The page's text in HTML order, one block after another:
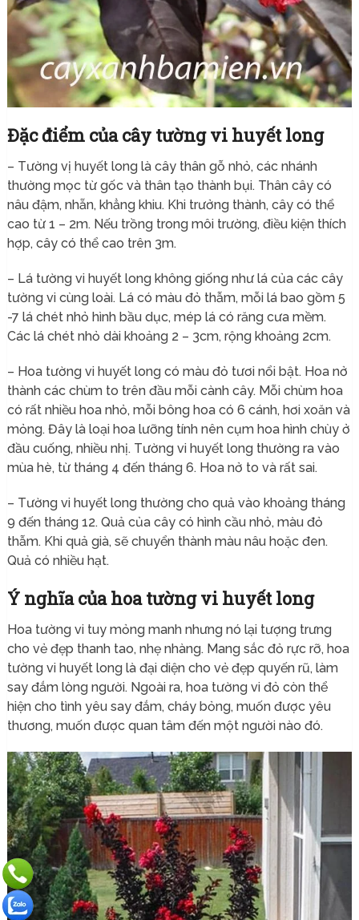
Đặc điểm của cây tường vi huyết long
– Tường vị huyết long là cây thân gỗ nhỏ, các nhánh
thường mọc từ gốc và thân tạo thành bụi. Thân cây có
nâu đậm, nhẵn, khẳng khiu. Khi trưởng thành, cây có thể
cao từ 1 – 2m. Nếu trồng trong môi trường, điều kiện thích
hợp, cây có thể cao trên 3m.
– Lá tường vi huyết long không giống như lá của các cây
tường vi cùng loài. Lá có màu đỏ thẫm, mỗi lá bao gồm 5
-7 lá chét nhỏ hình bầu dục, mép lá có răng cưa mềm.
Các lá chét nhỏ dài khoảng 2 – 3cm, rộng khoảng 2cm.
– Hoa tường vi huyết long có màu đỏ tươi nổi bật. Hoa nở
thành các chùm to trên đầu mỗi cành cây. Mỗi chùm hoa
có rất nhiều hoa nhỏ, mỗi bông hoa có 6 cánh, hơi xoăn và
mỏng. Đây là loại hoa lưỡng tính nên cụm hoa hình chùy ở
đầu cuống, nhiều nhị. Tường vi huyết long thường ra vào
mùa hè, từ tháng 4 đến tháng 6. Hoa nở to và rất sai.
– Tường vi huyết long thường cho quả vào khoảng tháng
9 đến tháng 12. Quả của cây có hình cầu nhỏ, màu đỏ
thẫm. Khi quả già, sẽ chuyển thành màu nâu hoặc đen.
Quả có nhiều hạt.
Ý nghĩa của hoa tường vi huyết long
Hoa tường vi tuy mỏng manh nhưng nó lại tượng trưng
cho vẻ đẹp thanh tao, nhẹ nhàng. Mang sắc đỏ rực rỡ, hoa
tường vi huyết long là đại diện cho vẻ đẹp quyến rũ, làm
say đắm lòng người. Ngoài ra, hoa tường vi đỏ còn thể
hiện cho tình yêu say đắm, cháy bỏng, muốn được yêu
thương, muốn được quan tâm đến một người nào đó.